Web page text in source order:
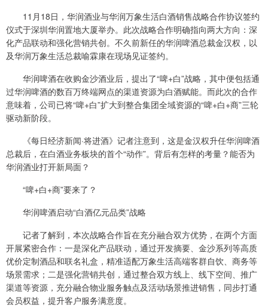
11月18日，华润酒业与华润万象生活白酒销售战略合作协议签约
仪式于深圳华润置地大厦举办。此次战略合作明确指向两大方向：深
化产品联动和强化营销共创。不久前新任的华润啤酒总裁金汉权，以
及华润万象生活总裁喻霖康在现场见证签约。
华润啤酒在收购金沙酒业后，提出了“啤+白”战略，其中便包括通
过华润啤酒的数百万终端网点的渠道资源为白酒赋能。而此次的合作
意味着，公司已将“啤+白”扩大到整合集团全域资源的“啤+白+商”三轮
驱动新阶段。
《每日经济新闻·将进酒》记者注意到，这是金汉权升任华润啤酒
总裁后，在白酒业务板块的首个“动作”。背后有怎样的考量？能否为
华润酒业打开新局面？
“啤+白+商”要来了？
华润啤酒启动“白酒亿元品类”战略
记者了解到，本次战略合作旨在充分融合双方优势，在两个方面
开展紧密合作：一是深化产品联动，通过开发摘要、金沙系列等高质
优价定制酒品和联名礼盒，精准适配万象生活高端客群自饮、商务等
场景需求；二是强化营销共创，通过整合双方线上、线下空间、推广
渠道等资源，充分融合物业服务触点及活动场景推进销售，同步打通
会员权益，提升客户服务满意度。